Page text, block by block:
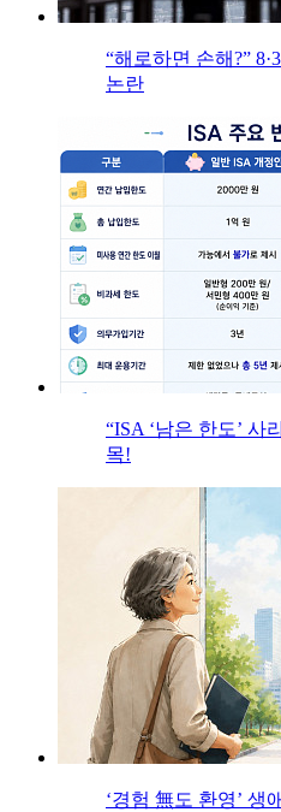
“해로하면 손해?”
논란
“ISA ‘남은 한도’ 사
목!
‘경험 無도 환영’ 생